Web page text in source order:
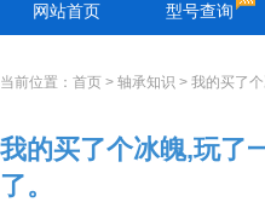
网站首页 型号查询
当前位置： 首页 > 轴承知识 > 我的买了
我的买了个冰魄,玩了
了。